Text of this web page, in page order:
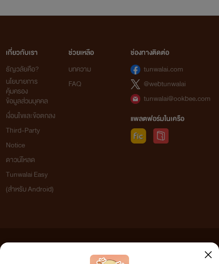
เกี่ยวกับเรา
ธัญวลัยคือ?
นโยบายการ
คุ้มครอง
ข้อมูลส่วนบุคคล
เงื่อนไขและข้อตกลง
Third-Party
Notice
ดาวน์โหลด
Tunwalai Easy
(สำหรับ Android)
ช่วยเหลือ
บทความ
FAQ
ช่องทางติดต่อ
tunwalai.com
@webtunwalai
tunwalai@ookbee.com
แพลตฟอร์มในเครือ
เว็บไซต์แห่งนี้ไม่ได้เห็นด้วยและไม่ขอรับผิดชอบต่อข้อความใดๆ ทั้งสิ้น ดังนั้นผู้อ่านทุกท่านโปรดใช้